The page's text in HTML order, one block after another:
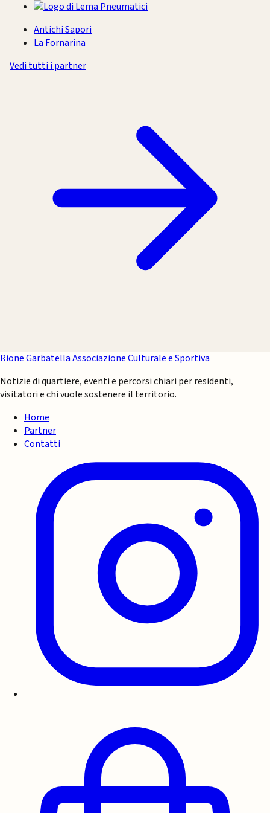
Antichi Sapori
La Fornarina
Vedi tutti i partner
Rione GarbatellaAssociazione Culturale e Sportiva
Notizie di quartiere, eventi e percorsi chiari per residenti,
visitatori e chi vuole sostenere il territorio.
Home
Partner
Contatti